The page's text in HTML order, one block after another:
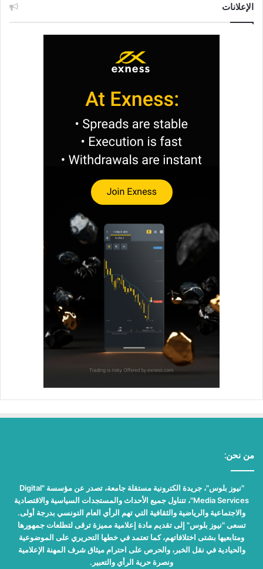
الإعلانات
من نحن:
"نيوز بلوس"، جريدة الكترونية مستقلة جامعة، تصدر عن مؤسسة "Digital
Media Services"، تتناول جميع الأحداث والمستجدات السياسية والاقتصادية
والاجتماعية والرياضية والثقافية التي تهم الرأي العام التونسي بدرجة أولى.
تسعى "نيوز بلوس" إلى تقديم مادة إعلامية مميزة ترقى لتطلعات جمهورها
ومتابعيها بشتى اختلافاتهم، كما تعتمد في خطها التحريري على الموضوعية
والحيادية في نقل الخبر، والحرص على احترام ميثاق شرف المهنة الإعلامية
ونصرة حرية الرأي والتعبير.